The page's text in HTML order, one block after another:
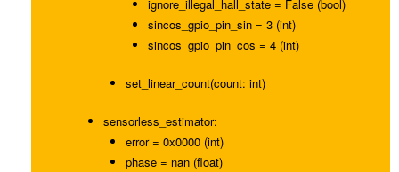
ignore_illegal_hall_state = False (bool)
sincos_gpio_pin_sin = 3 (int)
sincos_gpio_pin_cos = 4 (int)
set_linear_count(count: int)
sensorless_estimator:
error = 0x0000 (int)
phase = nan (float)